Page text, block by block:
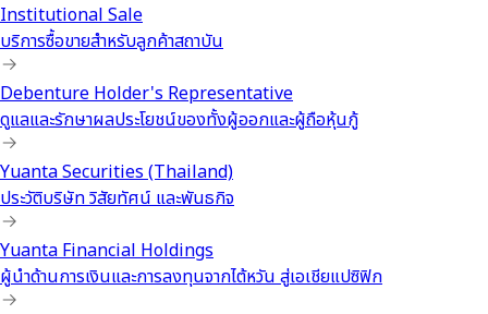
Institutional Sale
บริการซื้อขายสำหรับลูกค้าสถาบัน
Debenture Holder's Representative
ดูแลและรักษาผลประโยชน์ของทั้งผู้ออกและผู้ถือหุ้นกู้
Yuanta Securities (Thailand)
ประวัติบริษัท วิสัยทัศน์ และพันธกิจ
Yuanta Financial Holdings
ผู้นำด้านการเงินและการลงทุนจากไต้หวัน สู่เอเชียแปซิฟิก